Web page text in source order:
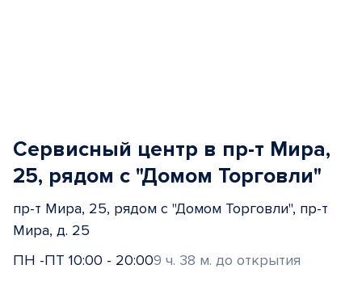
Сервисный центр в пр-т Мира,
25, рядом с "Домом Торговли"
пр-т Мира, 25, рядом с "Домом Торговли", пр-т
Мира, д. 25
ПН -ПТ 10:00 - 20:009 ч. 38 м. до открытия